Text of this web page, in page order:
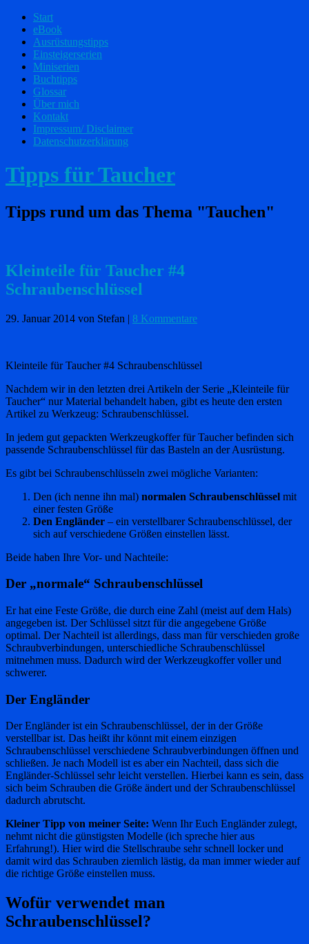
Start
eBook
Ausrüstungstipps
Einsteigerserien
Miniserien
Buchtipps
Glossar
Über mich
Kontakt
Impressum/ Disclaimer
Datenschutzerklärung
Tipps für Taucher
Tipps rund um das Thema "Tauchen"
Kleinteile für Taucher #4
Schraubenschlüssel
29. Januar 2014 von Stefan | 8 Kommentare
Kleinteile für Taucher #4 Schraubenschlüssel
Nachdem wir in den letzten drei Artikeln der Serie „Kleinteile für
Taucher“ nur Material behandelt haben, gibt es heute den ersten
Artikel zu Werkzeug: Schraubenschlüssel.
In jedem gut gepackten Werkzeugkoffer für Taucher befinden sich
passende Schraubenschlüssel für das Basteln an der Ausrüstung.
Es gibt bei Schraubenschlüsseln zwei mögliche Varianten:
Den (ich nenne ihn mal) normalen Schraubenschlüssel mit
einer festen Größe
Den Engländer – ein verstellbarer Schraubenschlüssel, der
sich auf verschiedene Größen einstellen lässt.
Beide haben Ihre Vor- und Nachteile:
Der „normale“ Schraubenschlüssel
Er hat eine Feste Größe, die durch eine Zahl (meist auf dem Hals)
angegeben ist. Der Schlüssel sitzt für die angegebene Größe
optimal. Der Nachteil ist allerdings, dass man für verschieden große
Schraubverbindungen, unterschiedliche Schraubenschlüssel
mitnehmen muss. Dadurch wird der Werkzeugkoffer voller und
schwerer.
Der Engländer
Der Engländer ist ein Schraubenschlüssel, der in der Größe
verstellbar ist. Das heißt ihr könnt mit einem einzigen
Schraubenschlüssel verschiedene Schraubverbindungen öffnen und
schließen. Je nach Modell ist es aber ein Nachteil, dass sich die
Engländer-Schlüssel sehr leicht verstellen. Hierbei kann es sein, dass
sich beim Schrauben die Größe ändert und der Schraubenschlüssel
dadurch abrutscht.
Kleiner Tipp von meiner Seite: Wenn Ihr Euch Engländer zulegt,
nehmt nicht die günstigsten Modelle (ich spreche hier aus
Erfahrung!). Hier wird die Stellschraube sehr schnell locker und
damit wird das Schrauben ziemlich lästig, da man immer wieder auf
die richtige Größe einstellen muss.
Wofür verwendet man
Schraubenschlüssel?